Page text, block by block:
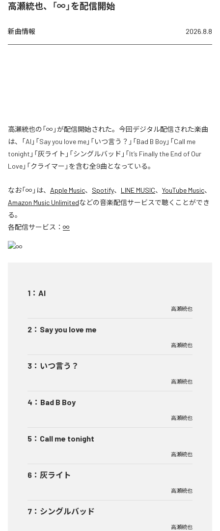
高瀬統也、「∞」を配信開始
新曲情報 2026.8.8
高瀬統也の「∞」が配信開始された。今回デジタル配信された楽曲
は、「AI」「Say you love me」「いつ言う？」「Bad B Boy」「Call me
tonight」「灰ライト」「シングルバッド」「It’s Finally the End of Our
Love」「クライマー」を含む全9曲となっている。
なお「∞ 」は、 Apple Music、 Spotify、 LINE MUSIC、 YouTube Music、
Amazon Music Unlimitedなどの音楽配信サービスで聴くことができ
る。
各配信サービス： ∞
1 ： AI
高瀬統也
2 ： Say you love me
高瀬統也
3 ： いつ言う？
高瀬統也
4 ： Bad B Boy
高瀬統也
5 ： Call me tonight
高瀬統也
6 ： 灰ライト
高瀬統也
7 ： シングルバッド
高瀬統也